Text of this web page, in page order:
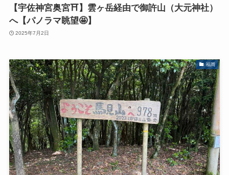
【宇佐神宮奥宮⛩️】雲ヶ岳経由で御許山（大元神社）
へ【パノラマ眺望🤩】
2025年7月2日
福岡